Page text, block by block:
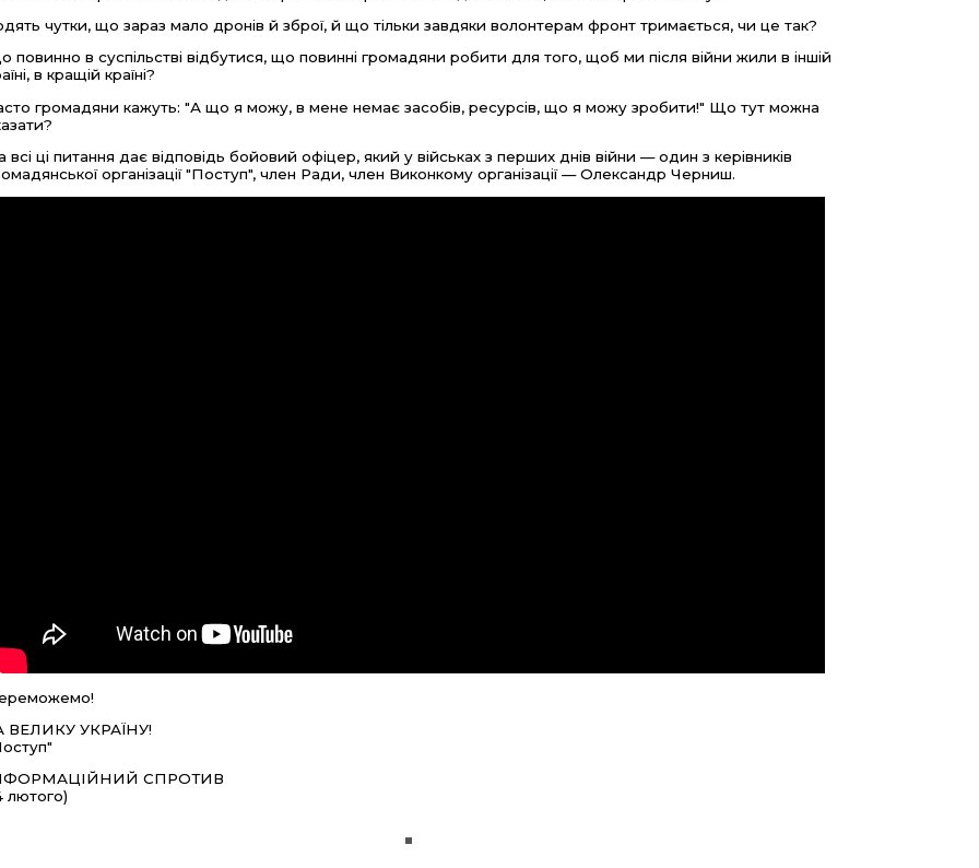
чутки, що зараз мало дронів й зброї, й що тільки завдяки волонтерам фронт тримається, чи це так?
повинно в суспільстві відбутися, що повинні громадяни робити для того, щоб ми після війни жили в іншій
в кращій країні?
громадяни кажуть: "А що я можу, в мене немає засобів, ресурсів, що я можу зробити!" Що тут можна
всі ці питання дає відповідь бойовий офіцер, який у військах з перших днів війни — один з керівників
організації "Поступ", член Ради, член Виконкому організації — Олександр Черниш.
ВЕЛИКУ УКРАЇНУ!
СПРОТИВ
лютого)